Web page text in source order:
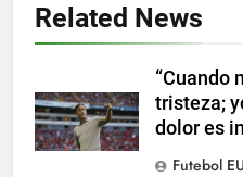
Related News
“Cuando
tristeza;
dolor es
Futebol
Messi
6